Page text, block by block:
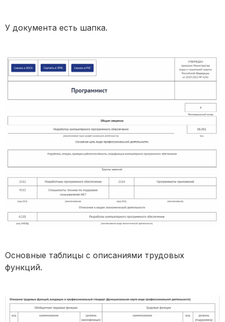
У документа есть шапка.
Основные таблицы с описаниями трудовых
функций.